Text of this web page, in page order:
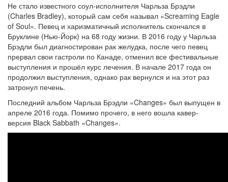
Не стало известного соул-исполнителя Чарльза Брэдли
(Charles Bradley), который сам себя называл «Screaming Eagle
of Soul». Певец и харизматичный исполнитель скончался в
Бруклине (Нью-Йорк) на 68 году жизни. В 2016 году у Чарльза
Брэдли был диагностирован рак желудка, после чего певец
прервал свои гастроли по Канаде, отменил все фестивальные
выступления и прошёл курс лечения. В начале 2017 года он
продолжил выступления, однако рак вернулся и на этот раз
затронул печень.
Последний альбом Чарльза Брэдли «Changes» был выпущен в
апреле 2016 года. Помимо прочего, в него вошла кавер-
версия Black Sabbath «Changes».